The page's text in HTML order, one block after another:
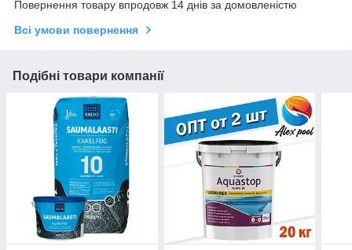
Повернення товару впродовж 14 днів за домовленістю
Всі умови повернення
Подібні товари компанії